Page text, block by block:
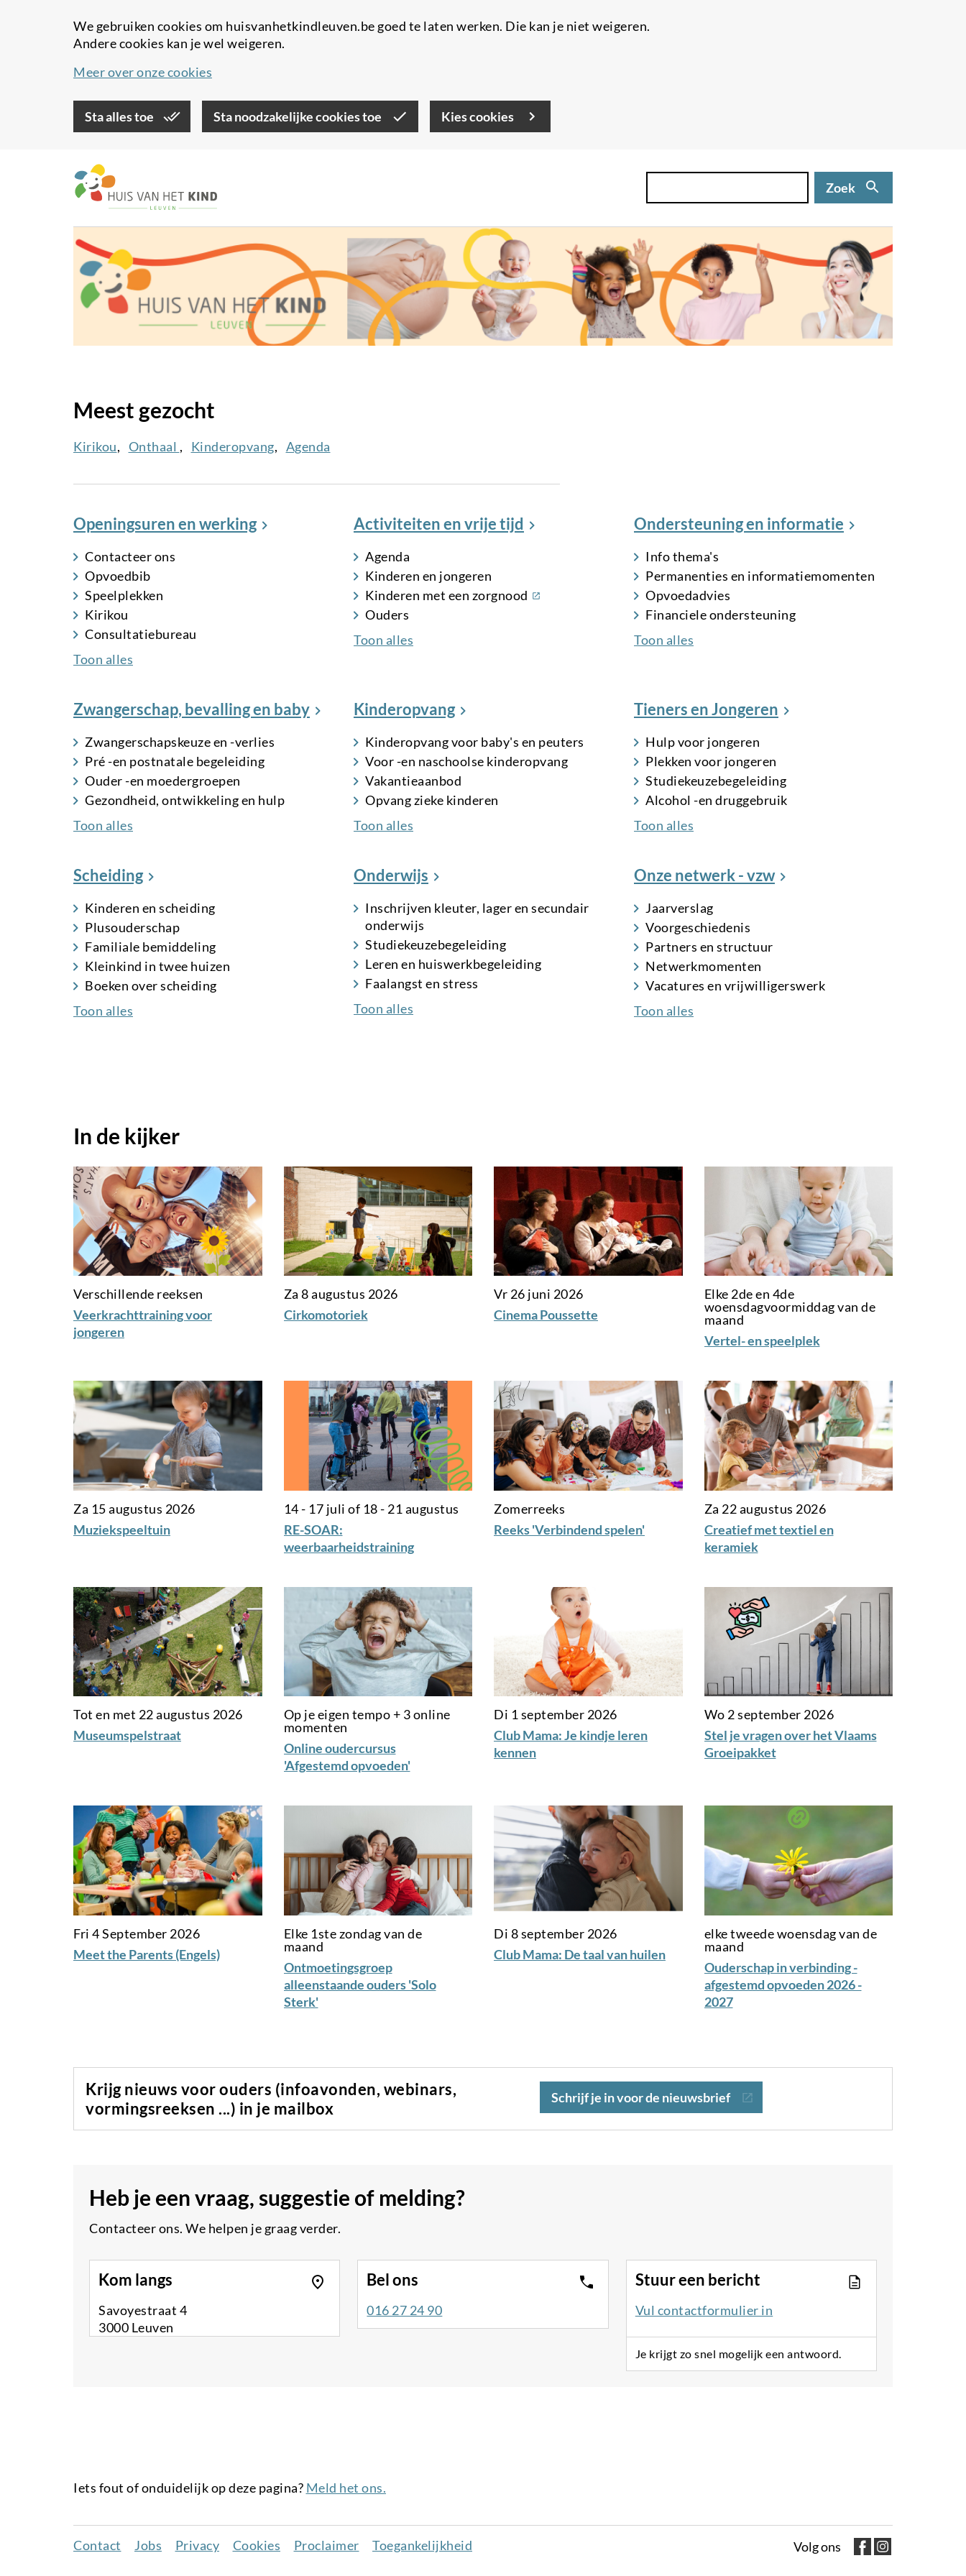
We gebruiken cookies om huisvanhetkindleuven.be goed te laten werken. Die kan je niet weigeren.
Andere cookies kan je wel weigeren.
Meer over onze cookies
Sta alles toe Sta noodzakelijke cookies toe Kies cookies
verplicht)
Zoek
Meest gezocht
Kirikou Onthaal Kinderopvang Agenda
Openingsuren en werking
Contacteer ons
Opvoedbib
Speelplekken
Kirikou
Consultatiebureau
Toon alles
Activiteiten en vrije tijd
Agenda
Kinderen en jongeren
Kinderen met een zorgnood (externe
Ouders
Toon alles
Ondersteuning en informatie
Info thema's
Permanenties en informatiemomenten
Opvoedadvies
Financiele ondersteuning
Toon alles
Zwangerschap, bevalling en baby
Zwangerschapskeuze en -verlies
Pré -en postnatale begeleiding
Ouder -en moedergroepen
Gezondheid, ontwikkeling en hulp
Toon alles
Kinderopvang
Kinderopvang voor baby's en peuters
Voor -en naschoolse kinderopvang
Vakantieaanbod
Opvang zieke kinderen
Toon alles
Tieners en Jongeren
Hulp voor jongeren
Plekken voor jongeren
Studiekeuzebegeleiding
Alcohol -en druggebruik
Toon alles
Scheiding
Kinderen en scheiding
Plusouderschap
Familiale bemiddeling
Kleinkind in twee huizen
Boeken over scheiding
Toon alles
Onderwijs
Inschrijven kleuter, lager en secundair
onderwijs
Studiekeuzebegeleiding
Leren en huiswerkbegeleiding
Faalangst en stress
Toon alles
Onze netwerk - vzw
Jaarverslag
Voorgeschiedenis
Partners en structuur
Netwerkmomenten
Vacatures en vrijwilligerswerk
Toon alles
In de kijker
Verschillende reeksen
Veerkrachttraining voor
jongeren
Za 8 augustus 2026
Cirkomotoriek
Vr 26 juni 2026
Cinema Poussette
Elke 2de en 4de
woensdagvoormiddag van de
maand
Vertel- en speelplek
Za 15 augustus 2026
Muziekspeeltuin
14 - 17 juli of 18 - 21 augustus
RE-SOAR:
weerbaarheidstraining
Zomerreeks
Reeks 'Verbindend spelen'
Za 22 augustus 2026
Creatief met textiel en
keramiek
Tot en met 22 augustus 2026
Museumspelstraat
Op je eigen tempo + 3 online
momenten
Online oudercursus
'Afgestemd opvoeden'
Di 1 september 2026
Club Mama: Je kindje leren
kennen
Wo 2 september 2026
Stel je vragen over het Vlaams
Groeipakket
Fri 4 September 2026
Meet the Parents (Engels)
Elke 1ste zondag van de
maand
Ontmoetingsgroep
alleenstaande ouders 'Solo
Sterk'
Di 8 september 2026
Club Mama: De taal van huilen
elke tweede woensdag van de
maand
Ouderschap in verbinding -
afgestemd opvoeden 2026 -
2027
Schrijf je in voor de nieuwsbrief
Krijg nieuws voor ouders (infoavonden, webinars,
vormingsreeksen ...) in je mailbox
Heb je een vraag, suggestie of melding?
Contacteer ons. We helpen je graag verder.
Kom langs
Savoyestraat 4
3000 Leuven
Bel ons
016 27 24 90
Stuur een bericht
Vul contactformulier in
Je krijgt zo snel mogelijk een antwoord.
Iets fout of onduidelijk op deze pagina? Meld het ons.
Juridisch
Contact Jobs Privacy Cookies Proclaimer Toegankelijkheid Volg ons